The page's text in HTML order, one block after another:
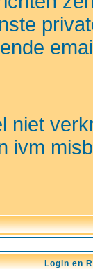
niet
ivm
Login en